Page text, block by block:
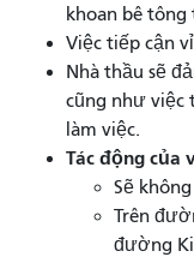
khoan bê
Việc tiếp cận
Nhà thầu sẽ
cũng như việc
làm việc.
Tác động của
Sẽ
Trên
đường